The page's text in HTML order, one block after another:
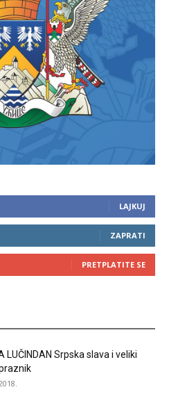
LAJKUJ
ZAPRATI
PRETPLATITE SE
LUČINDAN Srpska slava i veliki